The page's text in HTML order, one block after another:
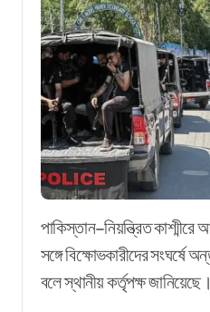
পাকিস্তান–নিয়ন্ত্রিত কাশ্মীরে আইনশৃঙ্খলা রক্ষাকারী বাহিনীর
সঙ্গে বিক্ষোভকারীদের
বলে স্থানীয় কর্তৃপক্ষ জানিয়েছে।